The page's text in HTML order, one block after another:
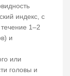
индекс, с
1–2
и
или
головы и